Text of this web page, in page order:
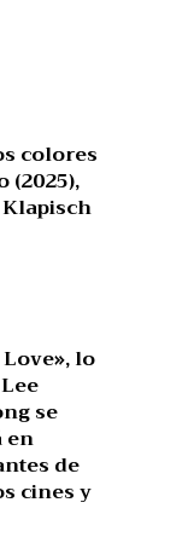
colores
(2025),
lo
se
en
de
cines y